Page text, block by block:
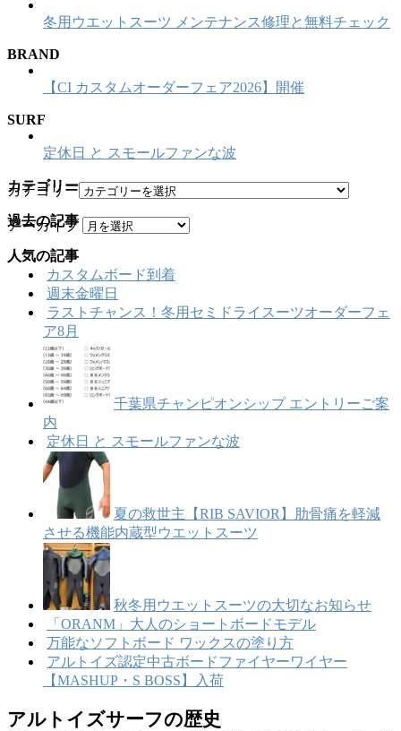
冬用ウエットスーツ メンテナンス修理と無料チェック
BRAND
【CI カスタムオーダーフェア2026】開催
SURF
定休日 と スモールファンな波
カテゴリー
カテゴリー
過去の記事
アーカイブ
人気の記事
カスタムボード到着
週末金曜日
ラストチャンス！冬用セミドライスーツオーダーフェ
ア8月
千葉県チャンピオンシップ エントリーご案
内
定休日 と スモールファンな波
夏の救世主【RIB SAVIOR】肋骨痛を軽減
させる機能内蔵型ウエットスーツ
秋冬用ウエットスーツの大切なお知らせ
「ORANM」大人のショートボードモデル
万能なソフトボード ワックスの塗り方
アルトイズ認定中古ボードファイヤーワイヤー
【MASHUP・S BOSS】入荷
アルトイズサーフの歴史